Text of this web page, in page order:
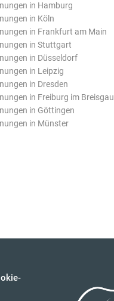
in Hamburg
in Köln
in Frankfurt am Main
in Stuttgart
in Düsseldorf
in Leipzig
in Dresden
in Freiburg im Breisgau
in Göttingen
in Münster